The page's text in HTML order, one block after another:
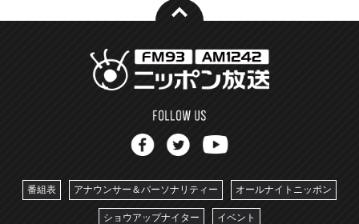
番組表 アナウンサー＆パーソナリティー オールナイトニッポン
ショウアップナイター イベント